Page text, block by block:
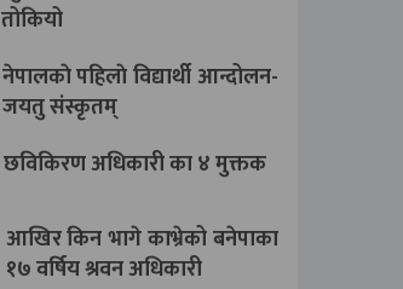
तोकियो
नेपालकाे पहिलाे विद्यार्थी आन्दोलन-
जयतु संस्कृतम्‌
छविकिरण अधिकारी का ४ मुक्तक
आखिर किन भागे काभ्रेको बनेपाका
१७ वर्षिय श्रवन अधिकारी